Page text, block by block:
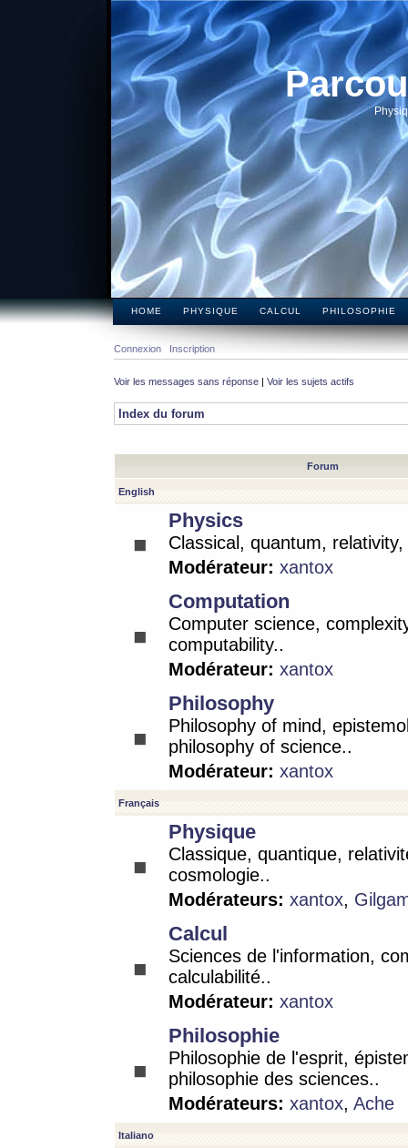
HOME PHYSIQUE CALCUL PHILOSOPHIE
Connexion Inscription
Voir les messages sans réponse | Voir les sujets actifs
Index du forum
Forum
English
Physics
Classical, quantum,
Modérateur: xantox
Computation
Computer science,
computability..
Modérateur: xantox
Philosophy
Philosophy of mind,
philosophy of science..
Modérateur: xantox
Français
Physique
Classique, quantique,
cosmologie..
Modérateurs: xantox,
Calcul
Sciences de l'information,
calculabilité..
Modérateur: xantox
Philosophie
Philosophie de l'esprit,
philosophie des sciences..
Modérateurs: xantox, Ache
Italiano